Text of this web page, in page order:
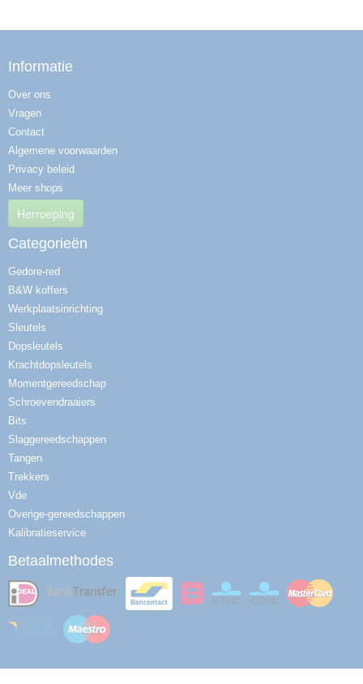
Informatie
Over ons
Vragen
Contact
Algemene voorwaarden
Privacy beleid
Meer shops
Herroeping
Categorieën
Gedore-red
B&W koffers
Werkplaatsinrichting
Sleutels
Dopsleutels
Krachtdopsleutels
Momentgereedschap
Schroevendraaiers
Bits
Slaggereedschappen
Tangen
Trekkers
Vde
Overige-gereedschappen
Kalibratieservice
Betaalmethodes